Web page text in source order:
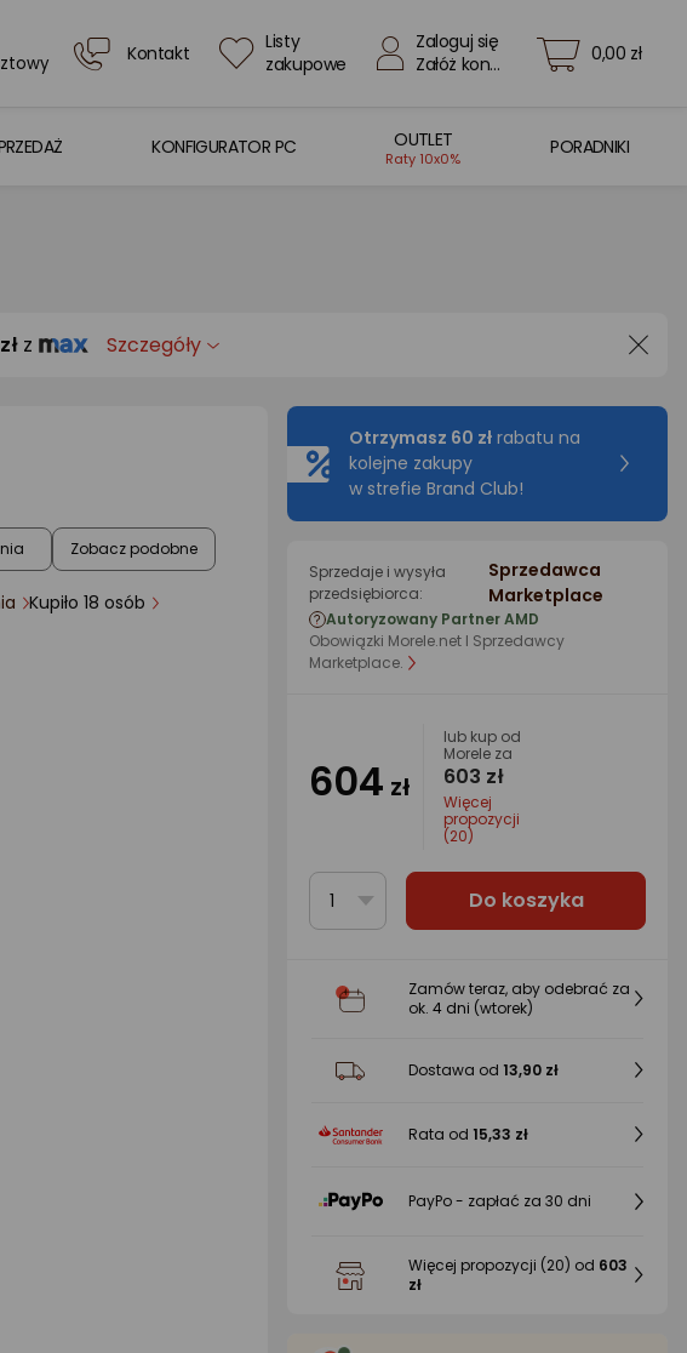
Kontakt
Listy
zakupowe
Zaloguj się
Załóż konto
0,00 zł
KONFIGURATOR PC OUTLET
Raty 10x0%
PORADNIKI
z Szczegóły
Zobacz podobne
Kupiło 18 osób
Otrzymasz 60 zł rabatu na
kolejne zakupy
w strefie Brand Club!
Sprzedaje i wysyła
przedsiębiorca:
Sprzedawca
Marketplace
Autoryzowany Partner AMD
Obowiązki Morele.net I Sprzedawcy
Marketplace.
604 zł
lub kup od
Morele za
603 zł
Więcej
propozycji
(20)
1 Do koszyka
Zamów teraz, aby odebrać za
ok. 4 dni (wtorek)
Dostawa od 13,90 zł
Rata od 15,33 zł
PayPo - zapłać za 30 dni
Więcej propozycji (20) od 603
zł